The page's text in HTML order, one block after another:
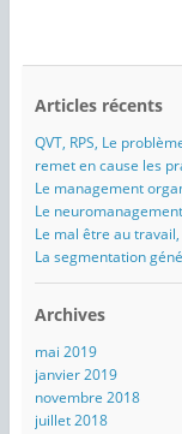
Articles récents
QVT, RPS, Le
remet en cause les
Le management
Le neuromanagement
Le mal être au
La segmentation
Archives
mai 2019
janvier 2019
novembre 2018
juillet 2018